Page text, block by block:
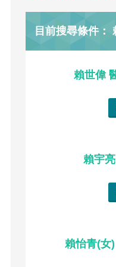
目前搜尋條件：
賴世偉
賴宇
賴怡青(女